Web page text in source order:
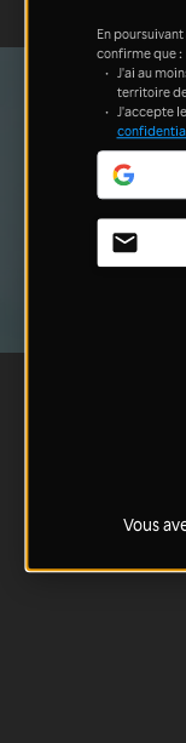
En
confirme que :
J'ai au
territoire
J'accepte
Vous